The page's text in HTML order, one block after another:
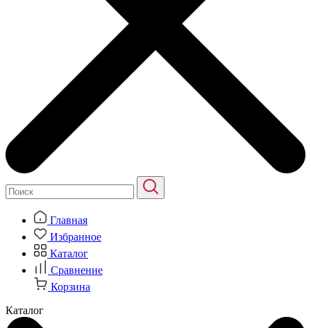
Главная
Избранное
Каталог
Сравнение
Корзина
Каталог